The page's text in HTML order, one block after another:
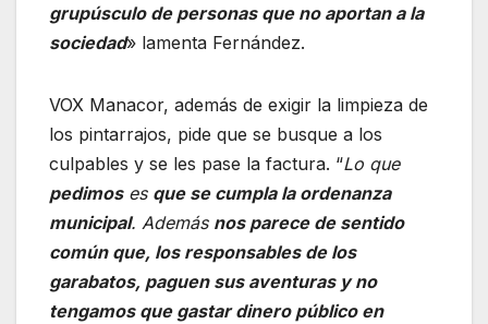
grupúsculo de personas que no aportan a la
sociedad» lamenta Fernández.
VOX Manacor, además de exigir la limpieza de
los pintarrajos, pide que se busque a los
culpables y se les pase la factura. “Lo que
pedimoses que se cumpla la ordenanza
municipal. Además nos parece de sentido
común que, los responsables de los
garabatos, paguen sus aventuras y no
tengamos que gastar dinero público en